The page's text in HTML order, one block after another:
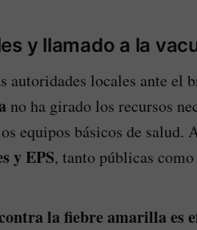
y llamado a la
autoridades locales ante el
no ha girado los recursos
equipos básicos de salud.
y EPS, tanto públicas
la fiebre amarilla es